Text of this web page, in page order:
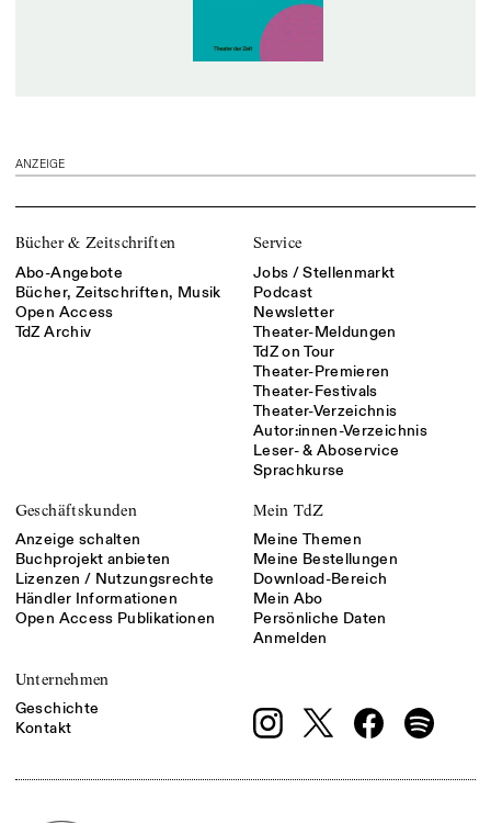
ANZEIGE
Bücher & Zeitschriften
Abo-Angebote
Bücher, Zeitschriften, Musik
Open Access
TdZ Archiv
Service
Jobs / Stellenmarkt
Podcast
Newsletter
Theater-Meldungen
TdZ on Tour
Theater-Premieren
Theater-Festivals
Theater-Verzeichnis
Autor:innen-Verzeichnis
Leser- & Aboservice
Sprachkurse
Geschäftskunden
Anzeige schalten
Buchprojekt anbieten
Lizenzen / Nutzungsrechte
Händler Informationen
Open Access Publikationen
Mein TdZ
Meine Themen
Meine Bestellungen
Download-Bereich
Mein Abo
Persönliche Daten
Anmelden
Unternehmen
Geschichte
Kontakt